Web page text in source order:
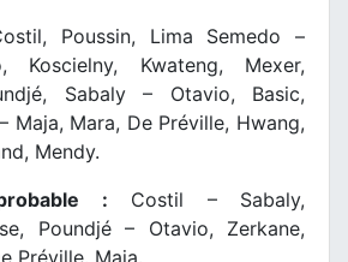
Poussin, Lima Semedo –
Koscielny, Kwateng, Mexer,
Sabaly – Otavio, Basic,
Maja, Mara, De Préville, Hwang,
Mendy.
: Costil – Sabaly,
Poundjé – Otavio, Zerkane,